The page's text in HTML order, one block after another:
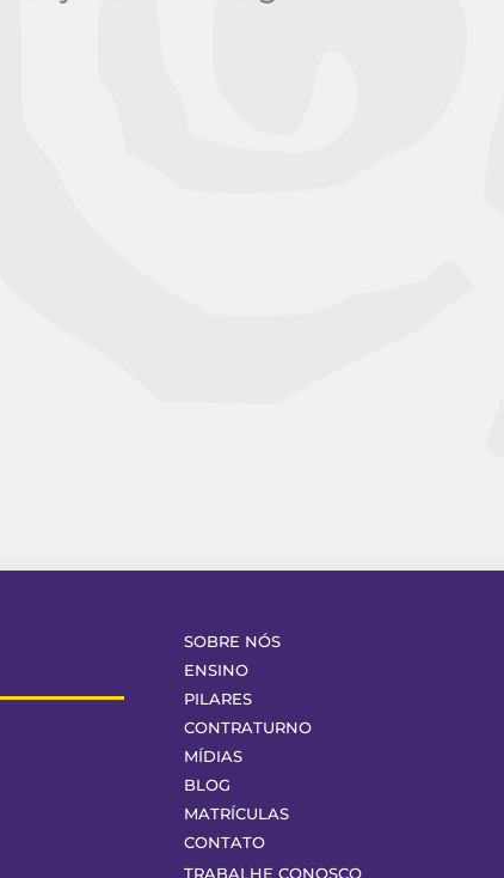
SOBRE NÓS
ENSINO
PILARES
CONTRATURNO
MÍDIAS
BLOG
MATRÍCULAS
CONTATO
TRABALHE CONOSCO